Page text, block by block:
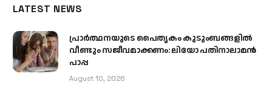
LATEST NEWS
പ്രാര്‍ത്ഥനയുടെ പൈതൃകം കുടുംബങ്ങളില്‍
വീണ്ടും സജീവമാക്കണം: ലിയോ പതിനാലാമന്‍
പാപ്പ
August 10, 2026